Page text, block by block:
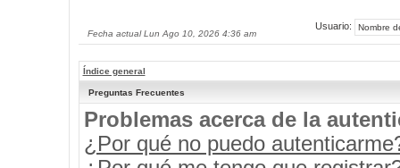
Fecha actual Lun Ago 10, 2026 4:36 am
Usuario:
Índice general
Preguntas Frecuentes
Problemas acerca de la
¿Por qué no puedo